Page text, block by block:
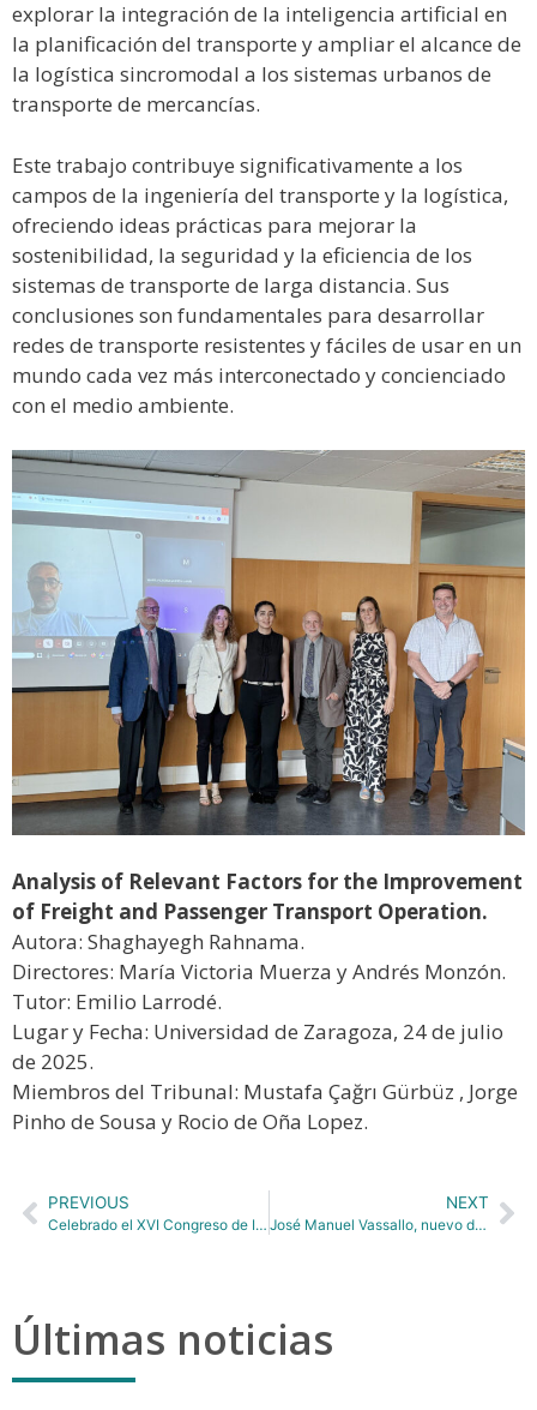
explorar la integración de la inteligencia artificial en
la planificación del transporte y ampliar el alcance de
la logística sincromodal a los sistemas urbanos de
transporte de mercancías.
Este trabajo contribuye significativamente a los
campos de la ingeniería del transporte y la logística,
ofreciendo ideas prácticas para mejorar la
sostenibilidad, la seguridad y la eficiencia de los
sistemas de transporte de larga distancia. Sus
conclusiones son fundamentales para desarrollar
redes de transporte resistentes y fáciles de usar en un
mundo cada vez más interconectado y concienciado
con el medio ambiente.
Analysis of Relevant Factors for the Improvement
of Freight and Passenger Transport Operation.
Autora: Shaghayegh Rahnama.
Directores: María Victoria Muerza y Andrés Monzón.
Tutor: Emilio Larrodé.
Lugar y Fecha: Universidad de Zaragoza, 24 de julio
de 2025.
Miembros del Tribunal: Mustafa Çağrı Gürbüz , Jorge
Pinho de Sousa y Rocio de Oña Lopez.
PREVIOUS
Celebrado el XVI Congreso de Ingeniería del Transporte con amplia participación de TRANSyT-UPM
NEXT
José Manuel Vassallo, nuevo director del Centro de Investigación del Transporte TRANSyT-UPM
Últimas noticias